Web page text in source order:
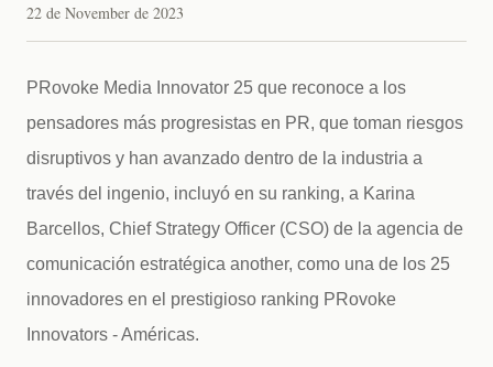
22 de November de 2023
PRovoke Media Innovator 25 que reconoce a los
pensadores más progresistas en PR, que toman riesgos
disruptivos y han avanzado dentro de la industria a
través del ingenio, incluyó en su ranking, a Karina
Barcellos, Chief Strategy Officer (CSO) de la agencia de
comunicación estratégica another, como una de los 25
innovadores en el prestigioso ranking PRovoke
Innovators - Américas.